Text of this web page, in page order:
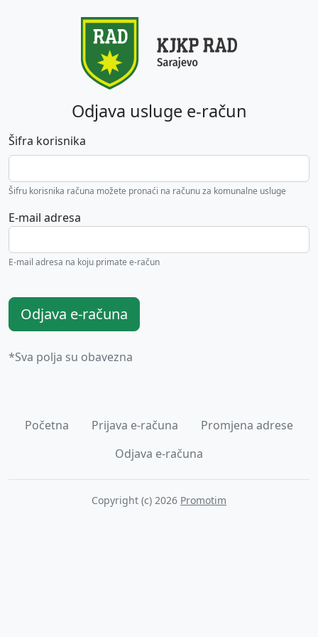
Odjava usluge e-račun
Šifra korisnika
Šifru korisnika računa možete pronaći na računu za komunalne usluge
E-mail adresa
E-mail adresa na koju primate e-račun
Odjava e-računa
*Sva polja su obavezna
Početna Prijava e-računa
Promjena adrese
Odjava e-računa
Copyright (c) 2026 Promotim